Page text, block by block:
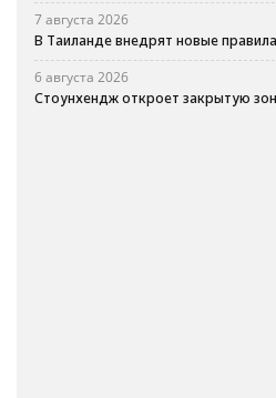
7 августа 2026
В Таиланде внедрят новые
6 августа 2026
Стоунхендж откроет закрытую